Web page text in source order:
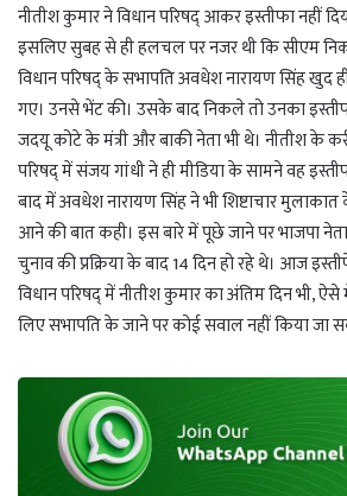
नीतीश कुमार ने विधान परिषद् आकर इस्तीफा नहीं
इसलिए सुबह से ही हलचल पर नजर थी कि सीएम
विधान परिषद् के सभापति अवधेश नारायण सिंह खुद
गए। उनसे भेंट की। उसके बाद निकले तो उनका
जदयू कोटे के मंत्री और बाकी नेता भी थे। नीतीश के
परिषद् में संजय गांधी ने ही मीडिया के सामने वह
बाद में अवधेश नारायण सिंह ने भी शिष्टाचार
आने की बात कही। इस बारे में पूछे जाने पर भाजपा
चुनाव की प्रक्रिया के बाद 14 दिन हो रहे थे। आज
विधान परिषद् में नीतीश कुमार का अंतिम दिन भी,
लिए सभापति के जाने पर कोई सवाल नहीं किया जा